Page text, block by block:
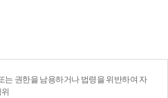
는 권한을 남용하거나 법령을 위반하여 자